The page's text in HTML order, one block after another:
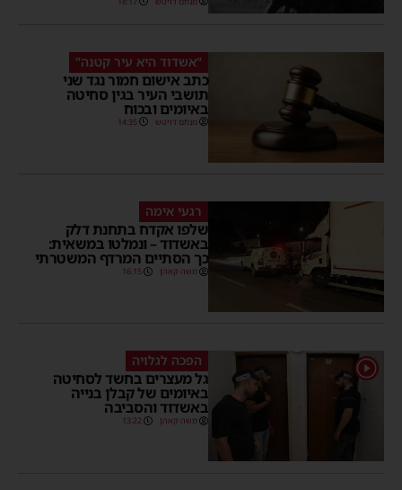
“אשדוד היא עיר קטנה”
כתב אישום חמור נגד שני
תושבי העיר בגין סחיטה
באיומים ובכוח
מנחם דויטש 14:35
רגעי אימה
שלפו אקדח בתחנת דלק
באשדוד – ונמלטו במשאית:
כך הסתיים המרדף המשטרתי
משה קאהן 16:15
1 הפכה לגלויה
גל מעצרים בחשד לסחיטה
באיומים של קבלן בנייה
באשדוד והסביבה
משה קאהן 13:22